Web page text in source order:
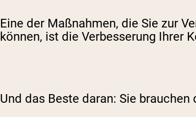
Eine der Maßnahmen, die Sie zur
können, ist die Verbesserung Ihrer
Und das Beste daran: Sie